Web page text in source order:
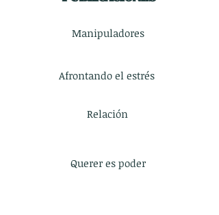
Manipuladores
Afrontando el estrés
Relación
Querer es poder